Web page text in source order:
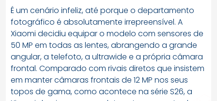
É um cenário infeliz, até porque o departamento
fotográfico é absolutamente irrepreensível. A
Xiaomi decidiu equipar o modelo com sensores de
50 MP em todas as lentes, abrangendo a grande
angular, a telefoto, a ultrawide e a própria câmara
frontal. Comparado com rivais diretos que insistem
em manter câmaras frontais de 12 MP nos seus
topos de gama, como acontece na série S26, a